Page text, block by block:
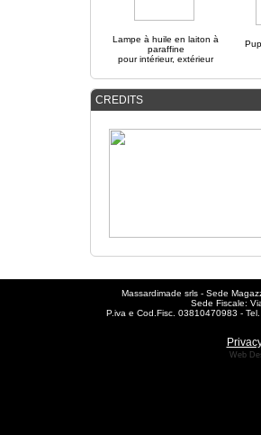
Lampe à huile en laiton à
paraffine
pour intérieur, extérieur
CREDITS
Massardimade srls - Sede
Sede Fiscale:
P.iva e Cod.Fisc. 03810470983 -
Web